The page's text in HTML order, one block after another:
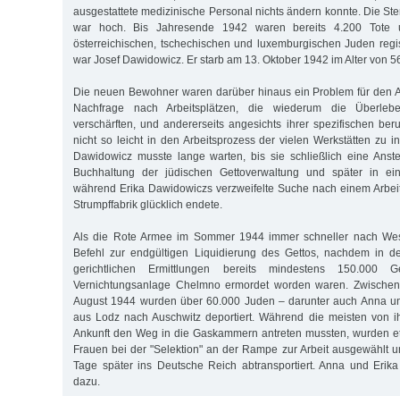
ausgestattete medizinische Personal nichts ändern konnte. Die
war hoch. Bis Jahresende 1942 waren bereits 4.200 Tote
österreichischen, tschechischen und luxemburgischen Juden
war Josef Dawidowicz. Er starb am 13. Oktober 1942 im Alter von
Die neuen Bewohner waren darüber hinaus ein Problem für den
Nachfrage nach Arbeitsplätzen, die wiederum die
verschärften, und andererseits angesichts ihrer spezifischen
nicht so leicht in den Arbeitsprozess der vielen Werkstätten zu
Dawidowicz musste lange warten, bis sie schließlich eine
Buchhaltung der jüdischen Gettoverwaltung und später in
während Erika Dawidowiczs verzweifelte Suche nach einem
Strumpffabrik glücklich endete.
Als die Rote Armee im Sommer 1944 immer schneller nach
Befehl zur endgültigen Liquidierung des Gettos, nachdem in
gerichtlichen Ermittlungen bereits mindestens 150.000
Vernichtungsanlage Chelmno ermordet worden waren.
August 1944 wurden über 60.000 Juden – darunter auch Anna
aus Lodz nach Auschwitz deportiert. Während die meisten von
Ankunft den Weg in die Gaskammern antreten mussten, wurden
Frauen bei der "Selektion" an der Rampe zur Arbeit ausgewählt
Tage später ins Deutsche Reich abtransportiert. Anna und
dazu.